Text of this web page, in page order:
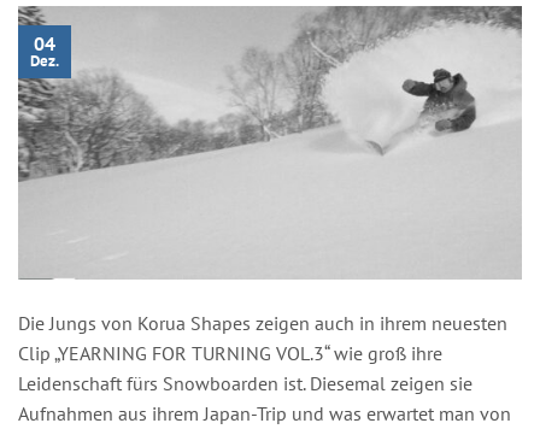
04
Dez.
Die Jungs von Korua Shapes zeigen auch in ihrem neuesten
Clip „YEARNING FOR TURNING VOL.3“ wie groß ihre
Leidenschaft fürs Snowboarden ist. Diesemal zeigen sie
Aufnahmen aus ihrem Japan-Trip und was erwartet man von